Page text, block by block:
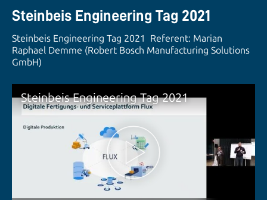
Steinbeis Engineering Tag 2021
Steinbeis Engineering Tag 2021 Referent: Marian
Raphael Demme (Robert Bosch Manufacturing Solutions
GmbH)
Steinbeis Engineering Tag 2021